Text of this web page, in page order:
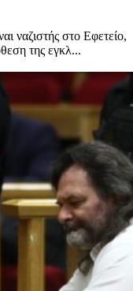
ναζιστής στο Εφετείο,
της εγκλ...